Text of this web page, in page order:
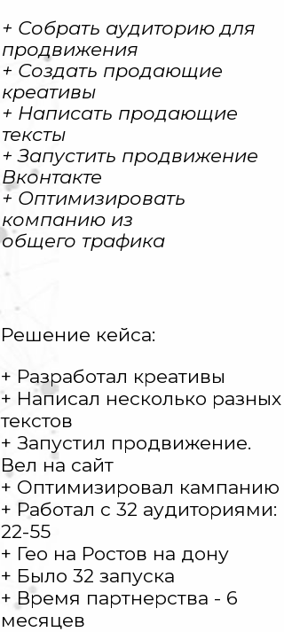
+ Собрать аудиторию для
продвижения
+ Создать продающие
креативы
+ Написать продающие
тексты
+ Запустить продвижение
Вконтакте
+ Оптимизировать
компанию из
общего трафика
Решение кейса:
+ Разработал креативы
+ Написал несколько разных
текстов
+ Запустил продвижение.
Вел на сайт
+ Оптимизировал кампанию
+ Работал с 32 аудиториями:
22-55
+ Гео на Ростов на дону
+ Было 32 запуска
+ Время партнерства - 6
месяцев